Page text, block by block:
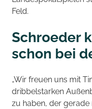
Feld.
Schroeder
schon bei
„Wir freuen uns mit
dribbelstarken
zu haben, der gerade